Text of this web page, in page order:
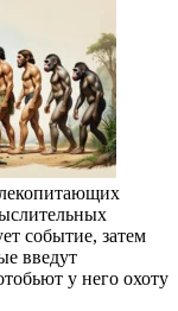
событие, затем
введут
у него охоту